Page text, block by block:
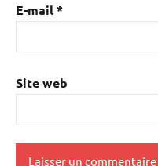
E-mail*
Site web